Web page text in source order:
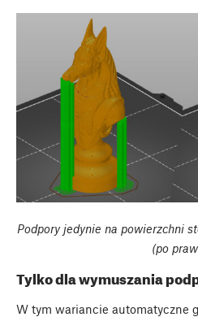
Podpory jedynie na powierzchni
(po
Tylko dla wymuszania
W tym wariancie automatyczne